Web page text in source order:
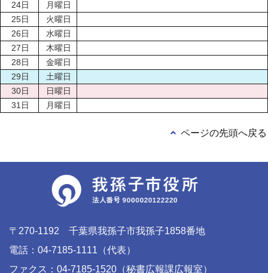
24日
月曜日
25日
火曜日
26日
水曜日
27日
木曜日
28日
金曜日
29日
土曜日
30日
日曜日
31日
月曜日
ページの先頭へ戻る
〒270-1192 千葉県我孫子市我孫子1858番地
電話：04-7185-1111（代表）
ファクス：04-7185-1520（秘書広報課広報室）